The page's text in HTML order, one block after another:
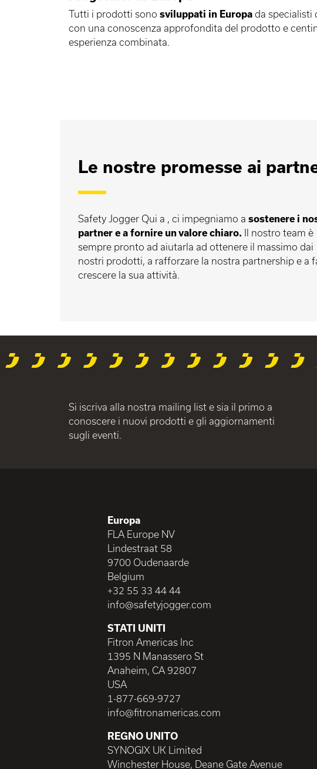
Tutti i prodotti sono sviluppati in Europa da specialisti
con una conoscenza approfondita del prodotto e
esperienza combinata.
Le nostre promesse ai
Safety Jogger Qui a , ci impegniamo a sostenere i
partner e a fornire un valore chiaro. Il nostro team è
sempre pronto ad aiutarla ad ottenere il massimo dai
nostri prodotti, a rafforzare la nostra partnership e a
crescere la sua attività.
Si iscriva alla nostra mailing list e sia il primo a
conoscere i nuovi prodotti e gli aggiornamenti
sugli eventi.
Europa
FLA Europe NV
Lindestraat 58
9700 Oudenaarde
Belgium
+32 55 33 44 44
info@safetyjogger.com
STATI UNITI
Fitron Americas Inc
1395 N Manassero St
Anaheim, CA 92807
USA
1-877-669-9727
info@fitronamericas.com
REGNO UNITO
SYNOGIX UK Limited
Winchester House, Deane Gate Avenue